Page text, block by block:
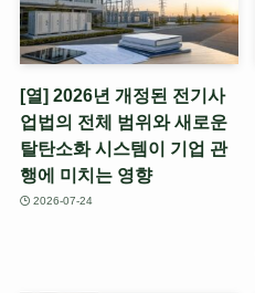
[열] 2026년 개정된 전기사
업법의 전체 범위와 새로운
탈탄소화 시스템이 기업 관
행에 미치는 영향
2026-07-24